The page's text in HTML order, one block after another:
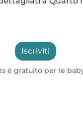
Iscriviti
è gratuito per le